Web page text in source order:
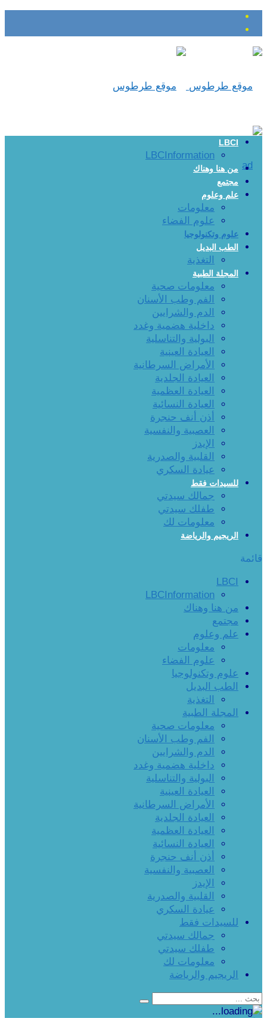
LBCI
LBCInformation
من هنا وهناك
مجتمع
علم وعلوم
معلومات
علوم الفضاء
علوم وتكنولوجيا
الطب البديل
التغذية
المجلة الطبية
معلومات صحية
الفم وطب الأسنان
الدم والشرايين
داخلية هضمية وغدد
البولية والتناسلية
العيادة العينية
الأمراض السرطانية
العيادة الجلدية
العيادة العظمية
العيادة النسائية
أذن أنف حنجرة
العصبية والنفسية
الإيدز
القلبية والصدرية
عيادة السكري
للسيدات فقط
جمالك سيدتي
طفلك سيدتي
معلومات لك
الريجيم والرياضة
قائمة
LBCI
LBCInformation
من هنا وهناك
مجتمع
علم وعلوم
معلومات
علوم الفضاء
علوم وتكنولوجيا
الطب البديل
التغذية
المجلة الطبية
معلومات صحية
الفم وطب الأسنان
الدم والشرايين
داخلية هضمية وغدد
البولية والتناسلية
العيادة العينية
الأمراض السرطانية
العيادة الجلدية
العيادة العظمية
العيادة النسائية
أذن أنف حنجرة
العصبية والنفسية
الإيدز
القلبية والصدرية
عيادة السكري
للسيدات فقط
جمالك سيدتي
طفلك سيدتي
معلومات لك
الريجيم والرياضة